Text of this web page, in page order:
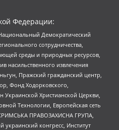
Федерации:
Демократический
сотрудничества,
среды и природных ресурсов,
насильственного извлечения
Пражский гражданский центр,
Фонд Ходорковского,
Христианской Церкви,
Технологии, Европейская сеть
ПРАВОЗАХИСНА ГРУПА,
конгресс, Институт